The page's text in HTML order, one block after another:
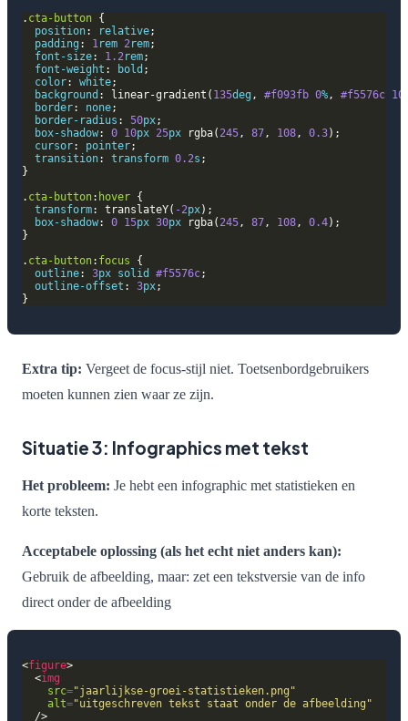
. cta-button
position: relative
padding : 1rem 2rem
font-size: 1.2rem
font-weight : bold
color: white
background : linear-gradient( 135deg , #f093fb 0%, #f5576c
border: none
border-radius : 50px
box-shadow: 0 10px 25px rgba(245, 87, 108, 0.3
cursor: pointer
transition: transform 0.2s
. cta-button: hover
transform: translateY( -2px
box-shadow: 0 15px 30px rgba(245, 87, 108, 0.4
. cta-button: focus
outline: 3px solid #f5576c
outline-offset : 3px
Extra tip: Vergeet de focus-stijl niet. Toetsenbordgebruikers
moeten kunnen zien waar ze zijn.
Situatie 3: Infographics met tekst
Het probleem: Je hebt een infographic met statistieken en
korte teksten.
Acceptabele oplossing (als het echt niet anders kan):
Gebruik de afbeelding, maar: zet een tekstversie van de info
direct onder de afbeelding
<figure
  <
img
src="jaarlijkse-groei-statistieken.png"
alt="uitgeschreven tekst staat onder de afbeelding"